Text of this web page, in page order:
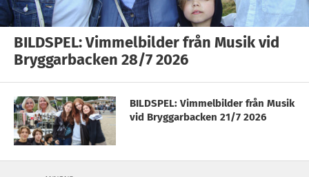
BILDSPEL: Vimmelbilder från Musik vid
Bryggarbacken 28/7 2026
BILDSPEL: Vimmelbilder från Musik
vid Bryggarbacken 21/7 2026